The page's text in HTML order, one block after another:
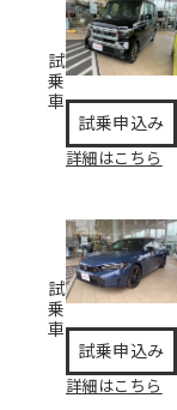
試
乗
車
試乗申込み
詳細はこちら
試
乗
車
試乗申込み
詳細はこちら